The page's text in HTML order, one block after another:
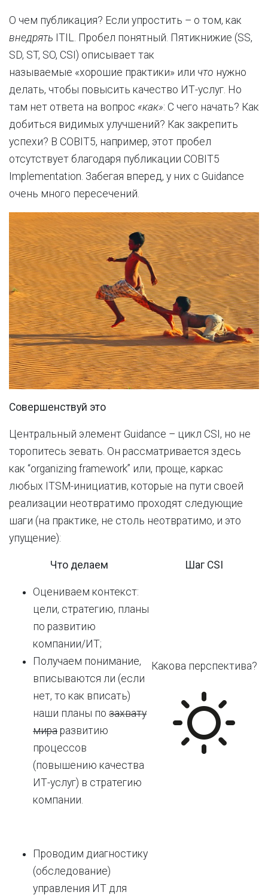
О чем публикация? Если упростить – о том, как
внедрять ITIL. Пробел понятный. Пятикнижие (SS,
SD, ST, SO, CSI) описывает так
называемые «хорошие практики» или что нужно
делать, чтобы повысить качество ИТ-услуг. Но
там нет ответа на вопрос «как»: С чего начать? Как
добиться видимых улучшений? Как закрепить
успехи? В COBIT5, например, этот пробел
отсутствует благодаря публикации COBIT5
Implementation. Забегая вперед, у них с Guidance
очень много пересечений.
Совершенствуй это
Центральный элемент Guidance – цикл CSI, но не
торопитесь зевать. Он рассматривается здесь
как “organizing framework” или, проще, каркас
любых ITSM-инициатив, которые на пути своей
реализации неотвратимо проходят следующие
шаги (на практике, не столь неотвратимо, и это
упущение):
Что делаем Шаг CSI
Оцениваем контекст:
цели, стратегию, планы
по развитию
компании/ИТ;
Получаем понимание,
вписываются ли (если
нет, то как вписать)
наши планы по захвату
мира развитию
процессов
(повышению качества
ИТ-услуг) в стратегию
компании.
Какова перспектива?
Проводим диагностику
(обследование)
управления ИТ для